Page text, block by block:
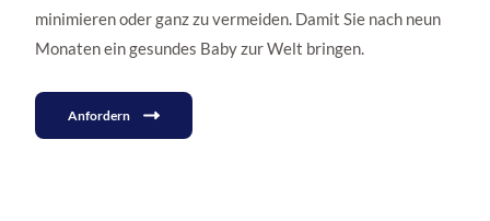
minimieren oder ganz zu vermeiden. Damit Sie nach neun
Monaten ein gesundes Baby zur Welt bringen.
Anfordern